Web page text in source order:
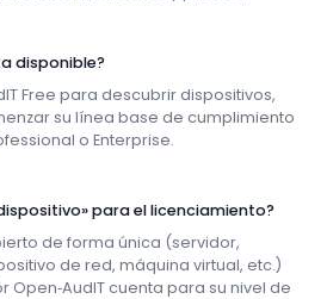
disponible?
Free para descubrir dispositivos,
su línea base de cumplimiento
o Enterprise.
para el licenciamiento?
de forma única (servidor,
de red, máquina virtual, etc.)
cuenta para su nivel de